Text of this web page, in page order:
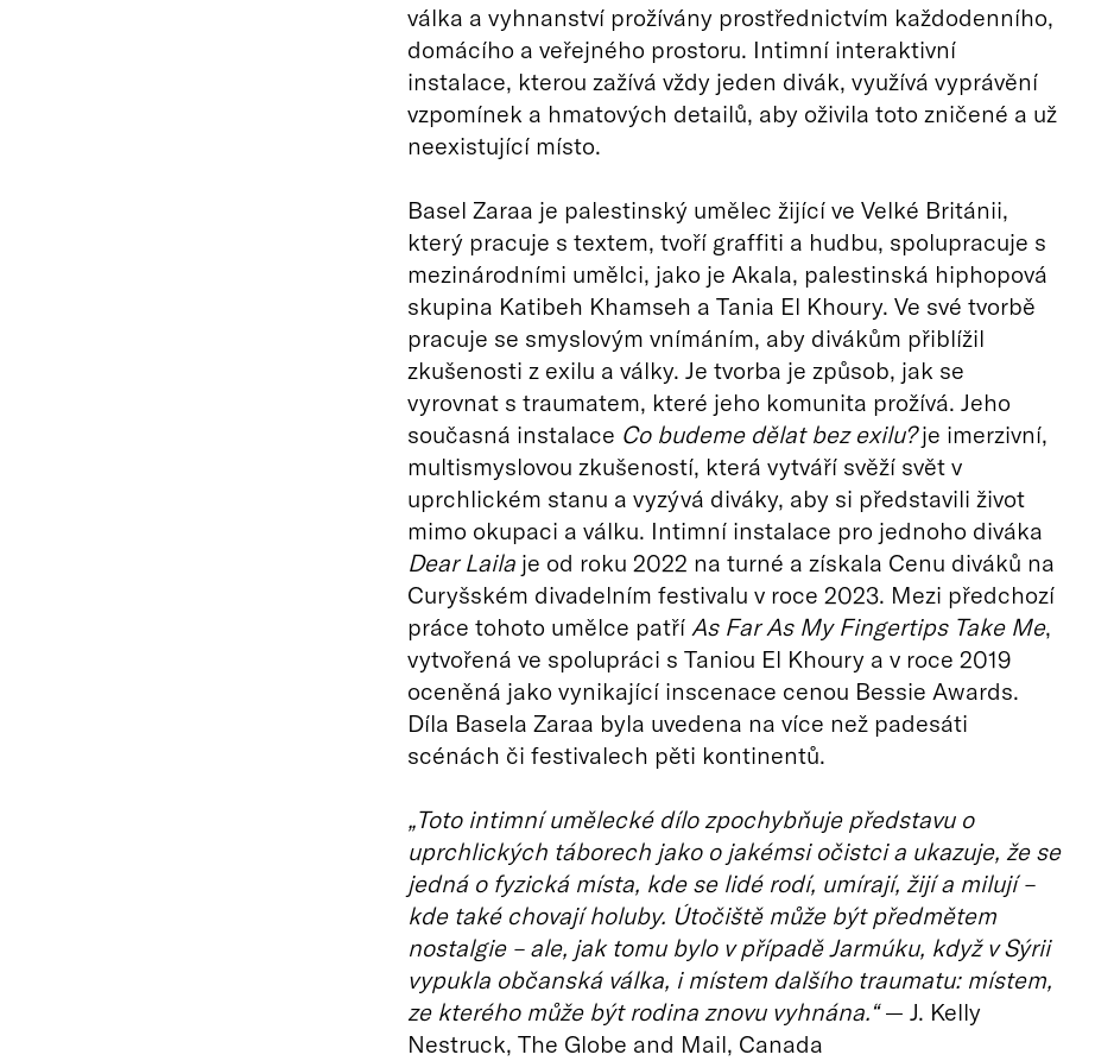
válka a vyhnanství prožívány prostřednictvím každodenního,
domácího a veřejného prostoru. Intimní interaktivní
instalace, kterou zažívá vždy jeden divák, využívá vyprávění
vzpomínek a hmatových detailů, aby oživila toto zničené a už
neexistující místo.
Basel Zaraa je palestinský umělec žijící ve Velké Británii,
který pracuje s textem, tvoří graffiti a hudbu, spolupracuje s
mezinárodními umělci, jako je Akala, palestinská hiphopová
skupina Katibeh Khamseh a Tania El Khoury. Ve své tvorbě
pracuje se smyslovým vnímáním, aby divákům přiblížil
zkušenosti z exilu a války. Je tvorba je způsob, jak se
vyrovnat s traumatem, které jeho komunita prožívá. Jeho
současná instalace Co budeme dělat bez exilu?je imerzivní,
multismyslovou zkušeností, která vytváří svěží svět v
uprchlickém stanu a vyzývá diváky, aby si představili život
mimo okupaci a válku. Intimní instalace pro jednoho diváka
Dear Lailaje od roku 2022 na turné a získala Cenu diváků na
Curyšském divadelním festivalu v roce 2023. Mezi předchozí
práce tohoto umělce patří As Far As My Fingertips Take Me,
vytvořená ve spolupráci s Taniou El Khoury a v roce 2019
oceněná jako vynikající inscenace cenou Bessie Awards.
Díla Basela Zaraa byla uvedena na více než padesáti
scénách či festivalech pěti kontinentů.
„Toto intimní umělecké dílo zpochybňuje představu o
uprchlických táborech jako o jakémsi očistci a ukazuje, že se
jedná o fyzická místa, kde se lidé rodí, umírají, žijí a milují –
kde také chovají holuby. Útočiště může být předmětem
nostalgie – ale, jak tomu bylo v případě Jarmúku, když v Sýrii
vypukla občanská válka, i místem dalšího traumatu: místem,
ze kterého může být rodina znovu vyhnána.“— J. Kelly
Nestruck, The Globe and Mail, Canada